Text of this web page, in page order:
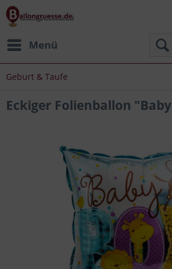
Menü
Geburt & Taufe
Eckiger Folienballon